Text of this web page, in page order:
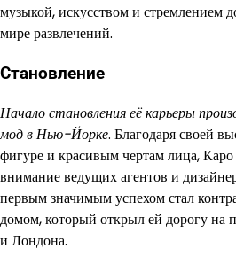
музыкой, искусством и стремлением
мире развлечений.
Становление
Начало становления её карьеры
мод в Нью-Йорке. Благодаря своей
фигуре и красивым чертам лица,
внимание ведущих агентов и
первым значимым успехом стал
домом, который открыл ей дорогу
и Лондона.